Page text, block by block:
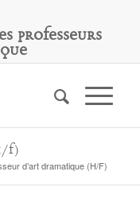
Professeurs
F)
d’art dramatique (H/F)